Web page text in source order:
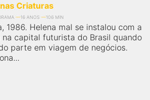
Criaturas
16 ANOS 106 MIN
1986. Helena mal se instalou com a
na capital futurista do Brasil quando
parte em viagem de negócios.